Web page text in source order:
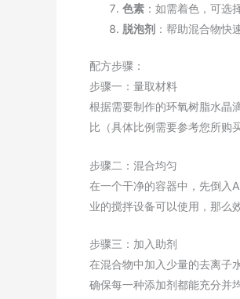
色素 ：如需着色，可选
脱泡剂 ：帮助混合物快
配方步骤：
步骤一：量取材料
根据需要制作的环氧树脂水晶
比（具体比例需要参考您所购
步骤二：混合均匀
在一个干净的容器中，先倒入
业的搅拌设备可以使用，那么
步骤三：加入助剂
在混合物中加入少量的去离子
确保每一种添加剂都能充分并